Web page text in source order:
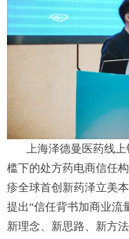
上海泽德曼医药线
槛下的处方药电商信任
疹全球首创新药泽立美
提出“信任背书加商业流
新理念、新思路、新方